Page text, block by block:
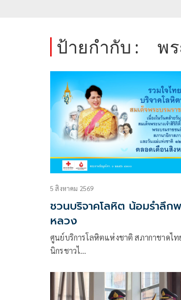
ป้ายกำกับ : พ
5 สิงหาคม 2569
ชวนบริจาคโลหิต น้อมรำลึก
หลวง
ศูนย์บริการโลหิตแห่งชาติ สภากาชาดไ
นิกรชาวไ…